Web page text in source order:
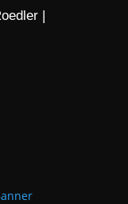
|